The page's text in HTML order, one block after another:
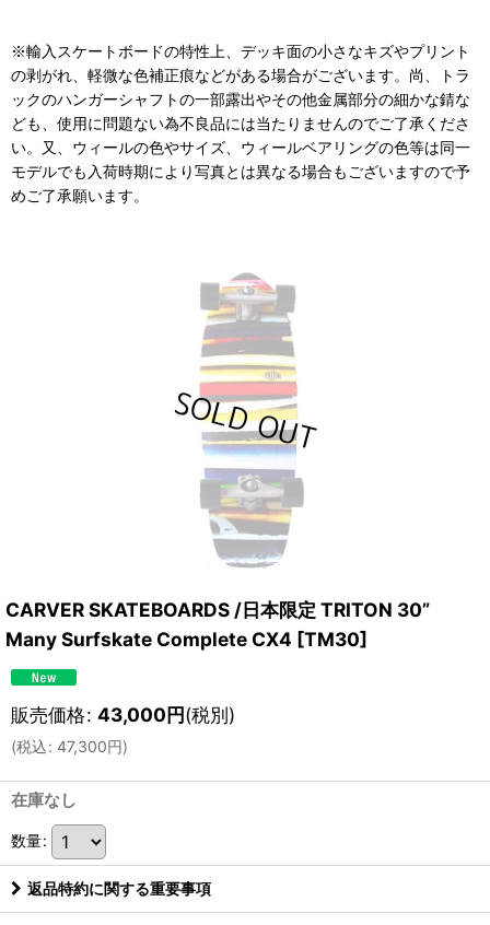
※輸入スケートボードの特性上、デッキ面の小さなキズやプリント
の剥がれ、軽微な色補正痕などがある場合がございます。尚、トラ
ックのハンガーシャフトの一部露出やその他金属部分の細かな錆な
ども、使用に問題ない為不良品には当たりませんのでご了承くださ
い。又、ウィールの色やサイズ、ウィールベアリングの色等は同一
モデルでも入荷時期により写真とは異なる場合もございますので予
めご了承願います。
CARVER SKATEBOARDS /日本限定 TRITON 30”
Many Surfskate Complete CX4 [TM30]
販売価格: 43,000円(税別)
(税込: 47,300円)
在庫なし
数量:
返品特約に関する重要事項